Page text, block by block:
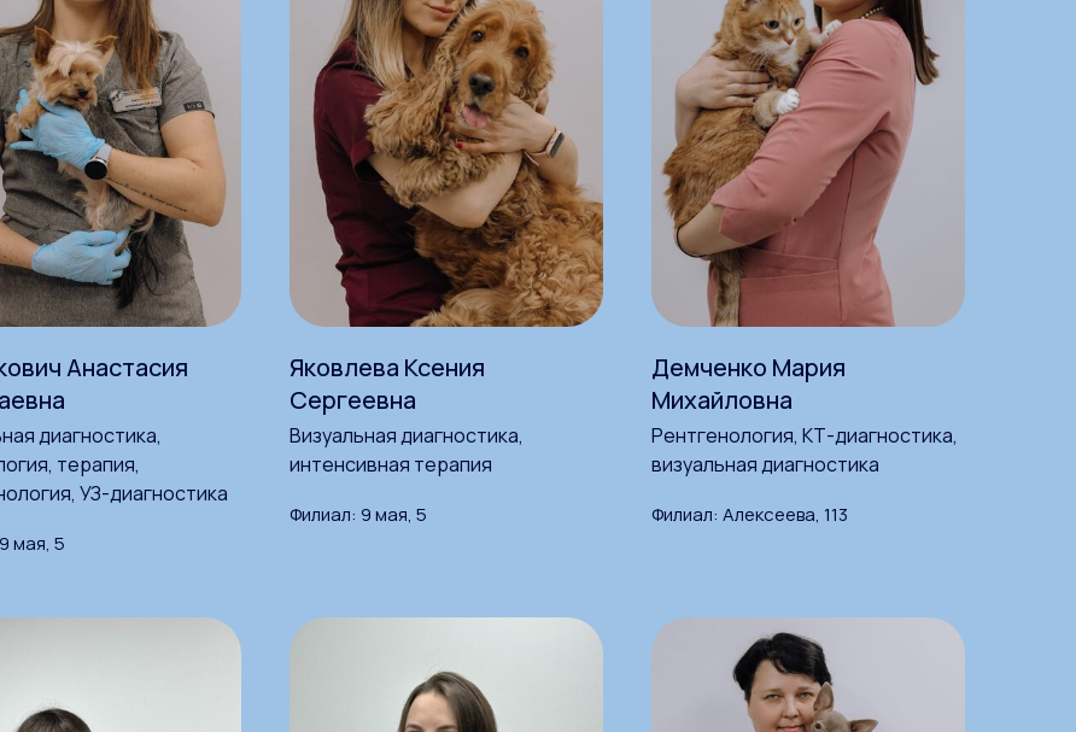
Анастасия
диагностика,
терапия,
УЗ-диагностика
мая, 5
Яковлева Ксения
Сергеевна
Визуальная диагностика,
интенсивная терапия
Филиал: 9 мая, 5
Демченко Мария
Михайловна
Рентгенология, КТ-диагностика,
визуальная диагностика
Филиал: Алексеева, 113